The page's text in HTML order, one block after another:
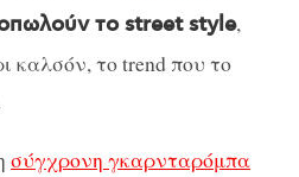
το street style,
καλσόν, το trend που το
σύγχρονη γκαρνταρόμπα